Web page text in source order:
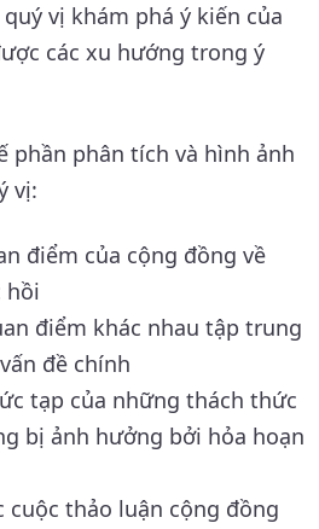
vị khám phá ý kiến của
các xu hướng trong ý
phần phân tích và hình ảnh
vị:
điểm của cộng đồng về
hồi
điểm khác nhau tập trung
đề chính
tạp của những thách thức
bị ảnh hưởng bởi hỏa hoạn
cuộc thảo luận cộng đồng